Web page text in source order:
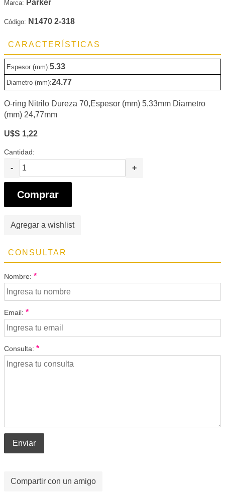
Marca: Parker
Código: N1470 2-318
CARACTERÍSTICAS
Espesor (mm):5.33
Diametro (mm):24.77
O-ring Nitrilo Dureza 70,Espesor (mm) 5,33mm Diametro
(mm) 24,77mm
U$S 1,22
Cantidad:
- +
Comprar
Agregar a wishlist
CONSULTAR
Nombre: *
Email: *
Consulta: *
Enviar
Compartir con un amigo